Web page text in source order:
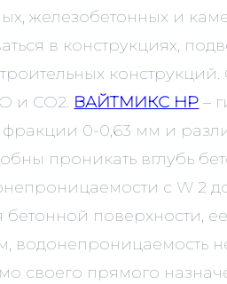
железобетонных и
в конструкциях,
и СО2. ВАЙТМИКС HР –
фракции 0-0,63 мм и
проникать вглубь
с W 2 до
поверхности,
водонепроницаемость
своего прямого